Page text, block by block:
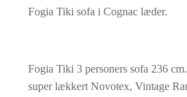
Fogia Tiki sofa i Cognac læder.
Fogia Tiki 3 personers sofa 236
super lækkert Novotex, Vintage